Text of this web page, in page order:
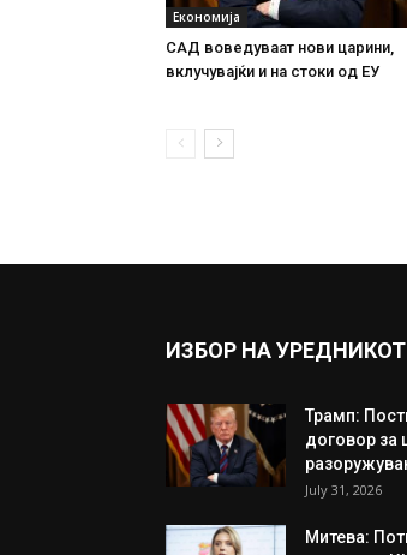
Економија
САД воведуваат нови царини,
вклучувајќи и на стоки од ЕУ
ИЗБОР НА УРЕДНИКОТ
Трамп: